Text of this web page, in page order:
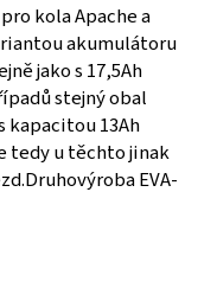
kola Apache a
akumulátoru
jako s 17,5Ah
stejný obal
kapacitou 13Ah
tedy u těchto jinak
EVA-